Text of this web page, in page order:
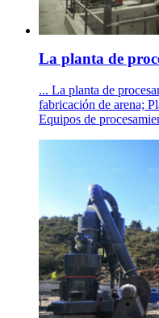
La planta de
... La planta de
fabricación de arena;
Equipos de